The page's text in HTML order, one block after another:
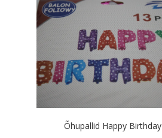
Õhupallid Happy Birthday